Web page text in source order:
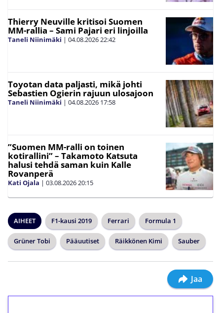
Thierry Neuville kritisoi Suomen
MM-rallia – Sami Pajari eri linjoilla
Taneli Niinimäki | 04.08.202622:42
Toyotan data paljasti, mikä johti
Sebastien Ogierin rajuun ulosajoon
Taneli Niinimäki | 04.08.2026 17:58
”Suomen MM-ralli on toinen
kotirallini” – Takamoto Katsuta
halusi tehdä saman kuin Kalle
Rovanperä
Kati Ojala | 03.08.202620:15
AIHEET F1-kausi 2019 Ferrari Formula 1
Grüner Tobi Pääuutiset Räikkönen Kimi Sauber
Jaa